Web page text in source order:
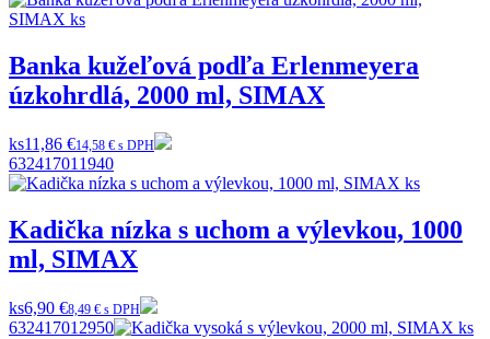
Banka kužeľová podľa Erlenmeyera
úzkohrdlá, 2000 ml, SIMAX
ks11,86 €14,58 € s DPH
632417011940
Kadička nízka s uchom a výlevkou, 1000
ml, SIMAX
ks6,90 €8,49 € s DPH
632417012950